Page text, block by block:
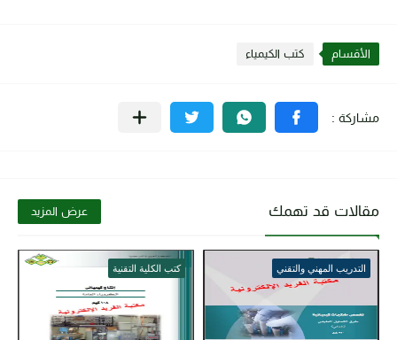
الأقسام كتب الكيمياء
مقالات قد تهمك عرض المزيد
التدريب المهني والتقني كتب الكلية التقنية